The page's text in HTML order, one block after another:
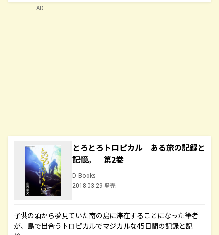
とろとろトロピカル ある旅の記録と
記憶。 第2巻
D-Books
2018.03.29 発売
子供の頃から夢見ていた南の島に滞在することになった筆者
が、島で出合うトロピカルでマジカルな45日間の記録と記
AD